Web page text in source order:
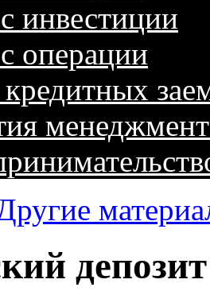
инвестиции
операции
депозит